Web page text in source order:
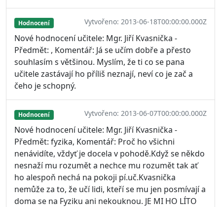
Hodnocení Vytvořeno: 2013-06-18T00:00:00.000Z
Nové hodnocení učitele: Mgr. Jiří Kvasnička -
Předmět: , Komentář: Já se učím dobře a přesto
souhlasím s většinou. Myslím, že ti co se pana
učitele zastávají ho příliš neznají, neví co je zač a
čeho je schopný.
Hodnocení Vytvořeno: 2013-06-07T00:00:00.000Z
Nové hodnocení učitele: Mgr. Jiří Kvasnička -
Předmět: fyzika, Komentář: Proč ho všichni
nenávidíte, vždyť je docela v pohodě.Když se někdo
nesnaží mu rozumět a nechce mu rozumět tak ať
ho alespoň nechá na pokoji pí.uč.Kvasnička
nemůže za to, že učí lidi, kteří se mu jen posmívají a
doma se na Fyziku ani nekouknou. JE MI HO LÍTO